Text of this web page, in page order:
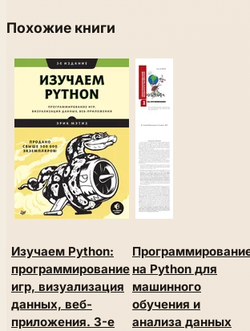
Похожие книги
Изучаем Python:
программирование
игр, визуализация
данных, веб-
приложения. 3-е
на Python для
машинного
обучения и
анализа данных